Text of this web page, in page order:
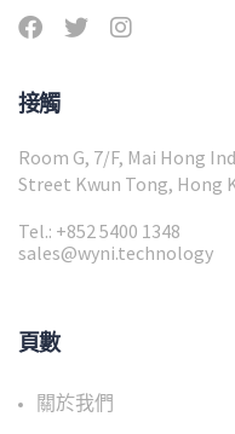
接觸
Room G, 7/F, Mai Hong
Street Kwun Tong, Hong
Tel.: +852 5400 1348
sales@wyni.technology
頁數
關於我們